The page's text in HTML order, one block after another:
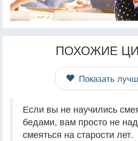
ПОХОЖИЕ
Показать
Если вы не научились
бедами, вам просто не
смеяться на старости лет.